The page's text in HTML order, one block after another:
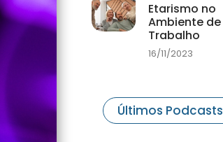
Etarismo no
Ambiente de
Trabalho
16/11/2023
Últimos Podcasts